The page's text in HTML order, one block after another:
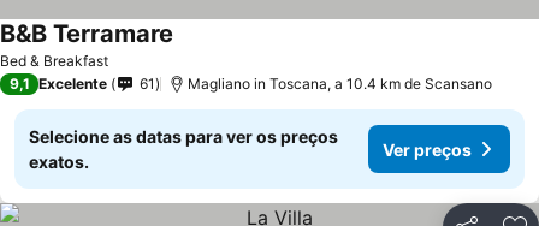
Bed & Breakfast
B&B Terramare
9,1 Excelente 61 Magliano in Toscana, a 10.4 km de Scansano
Selecione as datas para ver os preços
exatos.
Ver preços